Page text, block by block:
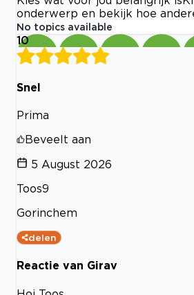
onderwerp en bekijk hoe
No topics available
10
Snel
Prima
Beveelt aan
5 August 2026
Toos9
Gorinchem
delen
Reactie van Girav